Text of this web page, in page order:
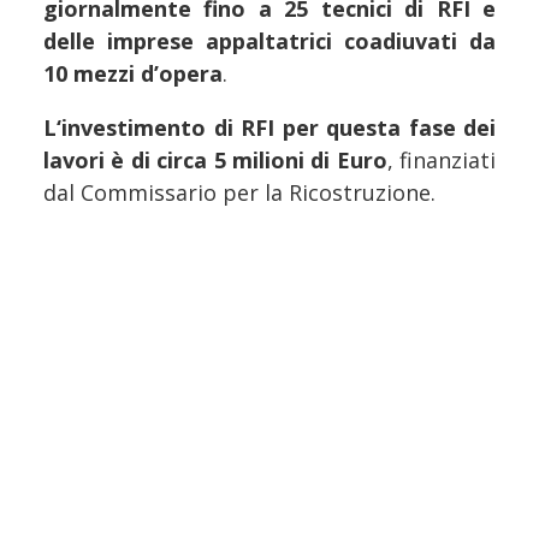
giornalmente fino a 25 tecnici di RFI e
delle imprese appaltatrici coadiuvati da
10 mezzi d’opera.
L‘investimento di RFI per questa fase dei
lavori è di circa 5 milioni di Euro, finanziati
dal Commissario per la Ricostruzione.